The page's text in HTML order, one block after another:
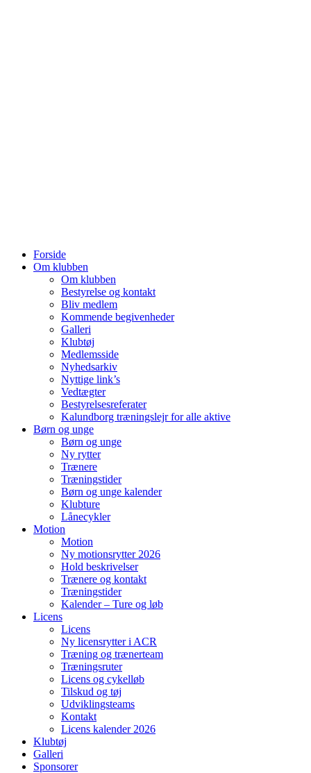
Forside
Om klubben
Om klubben
Bestyrelse og kontakt
Bliv medlem
Kommende begivenheder
Galleri
Klubtøj
Medlemsside
Nyhedsarkiv
Nyttige link’s
Vedtægter
Bestyrelsesreferater
Kalundborg træningslejr for alle aktive
Børn og unge
Børn og unge
Ny rytter
Trænere
Træningstider
Børn og unge kalender
Klubture
Lånecykler
Motion
Motion
Ny motionsrytter 2026
Hold beskrivelser
Trænere og kontakt
Træningstider
Kalender – Ture og løb
Licens
Licens
Ny licensrytter i ACR
Træning og trænerteam
Træningsruter
Licens og cykelløb
Tilskud og tøj
Udviklingsteams
Kontakt
Licens kalender 2026
Klubtøj
Galleri
Sponsorer